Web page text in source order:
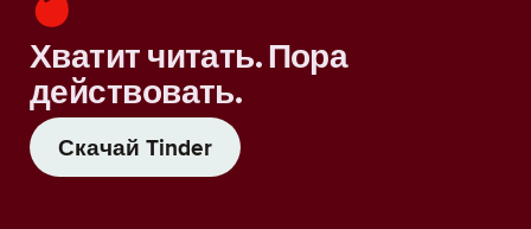
Хватит читать. Пора
действовать.
Скачай Tinder